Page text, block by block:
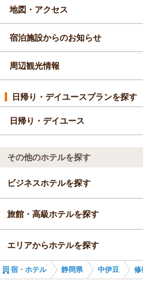
地図・アクセス
宿泊施設からのお知らせ
周辺観光情報
日帰り・デイユースプランを探す
日帰り・デイユース
その他のホテルを探す
ビジネスホテルを探す
静岡県
中伊豆
修善寺・天城湯ヶ島・中伊豆
旅館・高級ホテルを探す
静岡県
エリアからホテルを探す
静岡県
宿・ホテル 静岡県 中伊豆 修